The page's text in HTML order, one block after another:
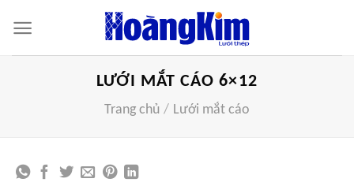
qua
nội
LƯỚI MẮT CÁO 6×12
Trang chủ / Lưới mắt cáo